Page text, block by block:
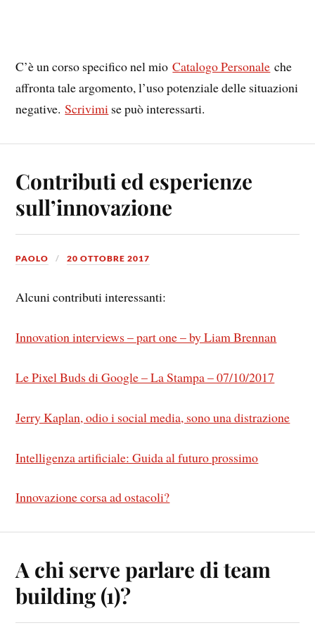
C’è un corso specifico nel mioCatalogo Personale che
affronta tale argomento, l’uso potenziale delle situazioni
negative.Scrivimi se può interessarti.
Contributi ed esperienze
sull’innovazione
PAOLO 20 OTTOBRE 2017
Alcuni contributi interessanti:
Innovation interviews – part one – by Liam Brennan
Le Pixel Buds di Google – La Stampa – 07/10/2017
Jerry Kaplan, odio i social media, sono una distrazione
Intelligenza artificiale: Guida al futuro prossimo
Innovazione corsa ad ostacoli?
A chi serve parlare di team
building (1)?